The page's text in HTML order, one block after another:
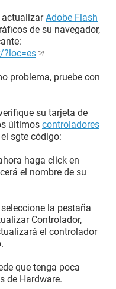
actualizarAdobe Flash
de su navegador,
?loc=es
problema, pruebe con
su tarjeta de
últimos controladores
sgte código:
haga click en
el nombre de su
la pestaña
Controlador,
el controlador
que tenga poca
de Hardware.